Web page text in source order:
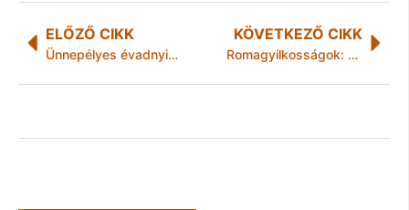
ELŐZŐ CIKK
Ünnepélyes évadnyitó a Miskolci Nemzeti Színházban
KÖVETKEZŐ CIKK
Romagyilkosságok: ma számol be a rendőrség a nyomozás részleteiről